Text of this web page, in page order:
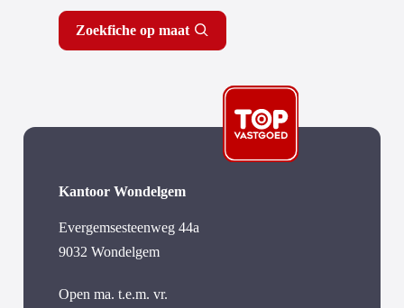
Zoekfiche op maat
Kantoor Wondelgem
Evergemsesteenweg 44a
9032 Wondelgem
Open ma. t.e.m. vr.